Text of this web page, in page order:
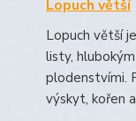
Lopuch větší
Lopuch větší
listy,
plodenstvími.
výskyt, kořen